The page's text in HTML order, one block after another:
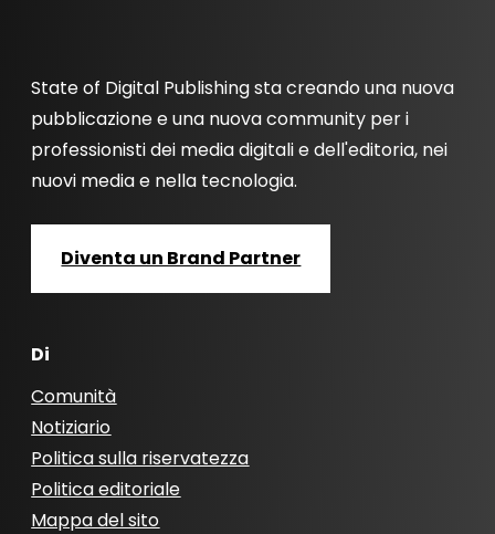
State of Digital Publishing sta creando una nuova
pubblicazione e una nuova community per i
professionisti dei media digitali e dell'editoria, nei
nuovi media e nella tecnologia.
Diventa un Brand Partner
Di
Comunità
Notiziario
Politica sulla riservatezza
Politica editoriale
Mappa del sito